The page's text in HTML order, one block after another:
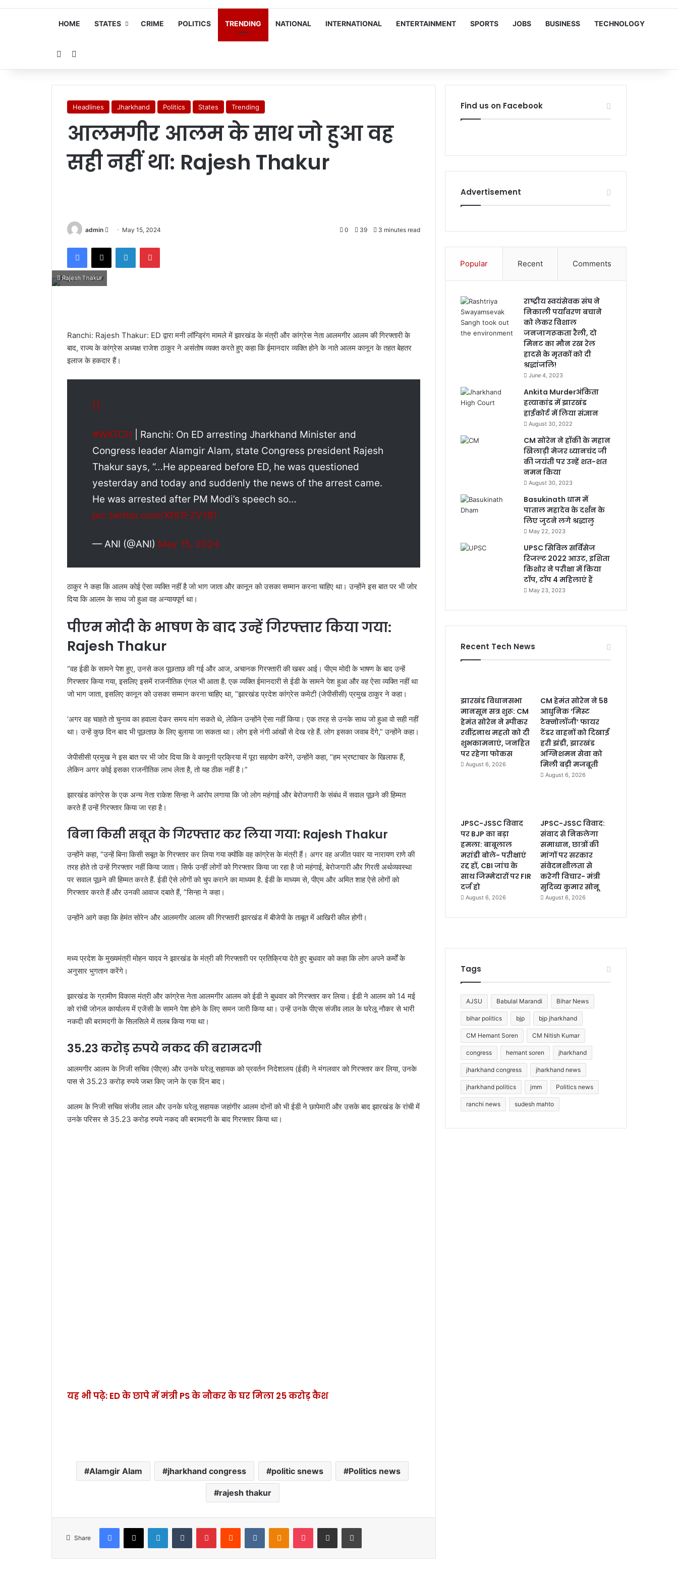
HOME STATES CRIME POLITICS TRENDING NATIONAL INTERNATIONAL ENTERTAINMENT SPORTS JOBS BUSINESS TECHNOLOGY
Random Article
Headlines Jharkhand Politics States Trending
आलमगीर आलम के साथ जो हुआ वह
सही नहीं था: Rajesh Thakur
admin
d
i
l
May 15, 2024 0 39 3 minutes read
Rajesh Thakur
Ranchi: Rajesh Thakur: ED द्वारा मनी लॉन्ड्रिंग मामले में झारखंड के मंत्री और कांग्रेस नेता आलमगीर आलम की गिरफ्तारी के
बाद, राज्य के कांग्रेस अध्यक्ष राजेश ठाकुर ने असंतोष व्यक्त करते हुए कहा कि ईमानदार व्यक्ति होने के नाते आलम कानून के तहत बेहतर
इलाज के हकदार हैं।
#WATCH | Ranchi: On ED arresting Jharkhand Minister and
Congress leader Alamgir Alam, state Congress president Rajesh
Thakur says, “…He appeared before ED, he was questioned
yesterday and today and suddenly the news of the arrest came.
He was arrested after PM Modi’s speech so…
pic.twitter.com/Xf81FZV1B1
— ANI (@ANI) May 15, 2024
ठाकुर ने कहा कि आलम कोई ऐसा व्यक्ति नहीं है जो भाग जाता और कानून को उसका सम्मान करना चाहिए था। उन्होंने इस बात पर भी जोर
दिया कि आलम के साथ जो हुआ वह अन्यायपूर्ण था।
पीएम मोदी के भाषण के बाद उन्हें गिरफ्तार किया गया:
Rajesh Thakur
“वह ईडी के सामने पेश हुए, उनसे कल पूछताछ की गई और आज, अचानक गिरफ्तारी की खबर आई। पीएम मोदी के भाषण के बाद उन्हें
गिरफ्तार किया गया, इसलिए इसमें राजनीतिक एंगल भी आता है. एक व्यक्ति ईमानदारी से ईडी के सामने पेश हुआ और वह ऐसा व्यक्ति नहीं था
जो भाग जाता, इसलिए कानून को उसका सम्मान करना चाहिए था, ”झारखंड प्रदेश कांग्रेस कमेटी (जेपीसीसी) प्रमुख ठाकुर ने कहा।
‘अगर वह चाहते तो चुनाव का हवाला देकर समय मांग सकते थे, लेकिन उन्होंने ऐसा नहीं किया। एक तरह से उनके साथ जो हुआ वो सही नहीं
था। उन्हें कुछ दिन बाद भी पूछताछ के लिए बुलाया जा सकता था। लोग इसे नंगी आंखों से देख रहे हैं. लोग इसका जवाब देंगे,” उन्होंने कहा।
जेपीसीसी प्रमुख ने इस बात पर भी जोर दिया कि वे कानूनी प्रक्रिया में पूरा सहयोग करेंगे, उन्होंने कहा, “हम भ्रष्टाचार के खिलाफ हैं,
लेकिन अगर कोई इसका राजनीतिक लाभ लेता है, तो यह ठीक नहीं है।”
झारखंड कांग्रेस के एक अन्य नेता राकेश सिन्हा ने आरोप लगाया कि जो लोग महंगाई और बेरोजगारी के संबंध में सवाल पूछने की हिम्मत
करते हैं उन्हें गिरफ्तार किया जा रहा है।
बिना किसी सबूत के गिरफ्तार कर लिया गया: Rajesh Thakur
उन्होंने कहा, ”उन्हें बिना किसी सबूत के गिरफ्तार कर लिया गया क्योंकि वह कांग्रेस के मंत्री हैं। अगर वह अजीत पवार या नारायण राणे की
तरह होते तो उन्हें गिरफ्तार नहीं किया जाता। सिर्फ उन्हीं लोगों को गिरफ्तार किया जा रहा है जो महंगाई, बेरोजगारी और गिरती अर्थव्यवस्था
पर सवाल पूछने की हिम्मत करते हैं. ईडी ऐसे लोगों को चुप कराने का माध्यम है. ईडी के माध्यम से, पीएम और अमित शाह ऐसे लोगों को
गिरफ्तार करते हैं और उनकी आवाज दबाते हैं, ”सिन्हा ने कहा।
उन्होंने आगे कहा कि हेमंत सोरेन और आलमगीर आलम की गिरफ्तारी झारखंड में बीजेपी के ताबूत में आखिरी कील होगी।
मध्य प्रदेश के मुख्यमंत्री मोहन यादव ने झारखंड के मंत्री की गिरफ्तारी पर प्रतिक्रिया देते हुए बुधवार को कहा कि लोग अपने कर्मों के
अनुसार भुगतान करेंगे।
झारखंड के ग्रामीण विकास मंत्री और कांग्रेस नेता आलमगीर आलम को ईडी ने बुधवार को गिरफ्तार कर लिया। ईडी ने आलम को 14 मई
को रांची जोनल कार्यालय में एजेंसी के सामने पेश होने के लिए समन जारी किया था। उन्हें उनके पीएस संजीव लाल के घरेलू नौकर से भारी
नकदी की बरामदगी के सिलसिले में तलब किया गया था।
35.23 करोड़ रुपये नकद की बरामदगी
आलमगीर आलम के निजी सचिव (पीएस) और उनके घरेलू सहायक को प्रवर्तन निदेशालय (ईडी) ने मंगलवार को गिरफ्तार कर लिया, उनके
पास से 35.23 करोड़ रुपये जब्त किए जाने के एक दिन बाद।
आलम के निजी सचिव संजीव लाल और उनके घरेलू सहायक जहांगीर आलम दोनों को भी ईडी ने छापेमारी और उसके बाद झारखंड के रांची में
उनके परिसर से 35.23 करोड़ रुपये नकद की बरामदगी के बाद गिरफ्तार किया था।
यह भी पढ़े: ED के छापे में मंत्री PS के नौकर के घर मिला 25 करोड़ कैश
Alamgir Alam jharkhand congress politic snews Politics news
rajesh thakur
Share
Find us on Facebook
Advertisement
Popular Recent Comments
राष्ट्रीय स्वयंसेवक संघ ने
निकाली पर्यावरण बचाने
को लेकर विशाल
जनजागरूकता रैली, दो
मिनट का मौन रख रेल
हादसे के मृतकों को दी
श्रद्धांजलि!
June 4, 2023
Ankita Murderअंकिता
हत्याकांड में झारखंड
हाईकोर्ट में लिया संज्ञान
August 30, 2022
CM सोरेन ने हॉकी के महान
खिलाड़ी मेजर ध्यानचंद जी
की जयंती पर उन्हें शत-शत
नमन किया
August 30, 2023
Basukinath धाम में
पाताल महादेव के दर्शन के
लिए जुटने लगे श्रद्धालु
May 22, 2023
UPSC सिविल सर्विसेज
रिजल्ट 2022 आउट, इशिता
किशोर ने परीक्षा में किया
टॉप, टॉप 4 महिलाएं हैं
May 23, 2023
Recent Tech News
झारखंड विधानसभा
मानसून सत्र शुरू: CM
हेमंत सोरेन ने स्पीकर
रवींद्रनाथ महतो को दी
शुभकामनाएं, जनहित
पर रहेगा फोकस
August 6, 2026
CM हेमंत सोरेन ने 58
आधुनिक ‘मिस्ट
टेक्नोलॉजी’ फायर
टेंडर वाहनों को दिखाई
हरी झंडी, झारखंड
अग्निशमन सेवा को
मिली बड़ी मजबूती
August 6, 2026
JPSC-JSSC विवाद
पर BJP का बड़ा
हमला: बाबूलाल
मरांडी बोले- परीक्षाएं
रद्द हों, CBI जांच के
साथ जिम्मेदारों पर FIR
दर्ज हो
August 6, 2026
JPSC-JSSC विवाद:
संवाद से निकलेगा
समाधान, छात्रों की
मांगों पर सरकार
संवेदनशीलता से
करेगी विचार- मंत्री
सुदिव्य कुमार सोनू
August 6, 2026
Tags
AJSU Babulal Marandi Bihar News
bihar politics bjp bjp jharkhand
CM Hemant Soren CM Nitish Kumar
congress hemant soren jharkhand
jharkhand congress jharkhand news
jharkhand politics jmm Politics news
ranchi news sudesh mahto